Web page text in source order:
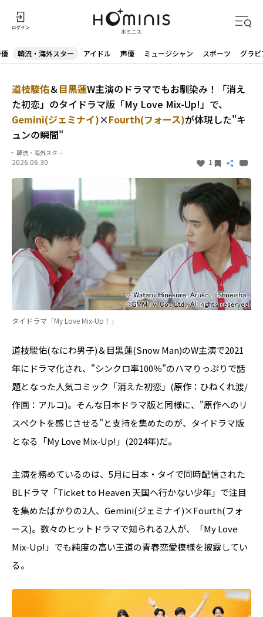
韓流・海外スター アイドル 声優 ミュージシャン スポーツ グラビ
道枝駿佑＆目黒蓮W主演のドラマでもお馴染み！「消え
た初恋」のタイドラマ版「My Love Mix-Up!」で、
Gemini(ジェミナイ)×Fourth(フォース)が体現した"キ
ュンの瞬間"
韓流・海外スター
2026.06.30 1
タイドラマ「My Love Mix-Up！」
道枝駿佑(なにわ男子)＆目黒蓮(Snow Man)のW主演で2021
年にドラマ化され、"シンクロ率100％"のハマりっぷりで話
題となった人気コミック「消えた初恋」(原作：ひねくれ渡/
作画：アルコ)。そんな日本ドラマ版と同様に、"原作へのリ
スペクトを感じさせる"と支持を集めたのが、タイドラマ版
となる「My Love Mix-Up!」(2024年)だ。
主演を務めているのは、5月に日本・タイで同時配信された
BLドラマ「Ticket to Heaven 天国へ行かない少年」で注目
を集めたばかりの2人、Gemini(ジェミナイ)×Fourth(フォ
ース)。数々のヒットドラマで知られる2人が、「My Love
Mix-Up!」でも純度の高い王道の青春恋愛模様を披露してい
る。